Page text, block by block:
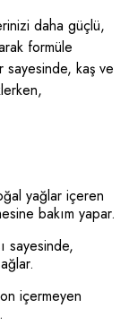
daha güçlü,
formüle
sayesinde, kaş ve
yağlar içeren
bakım yapar.
sayesinde,
içermeyen